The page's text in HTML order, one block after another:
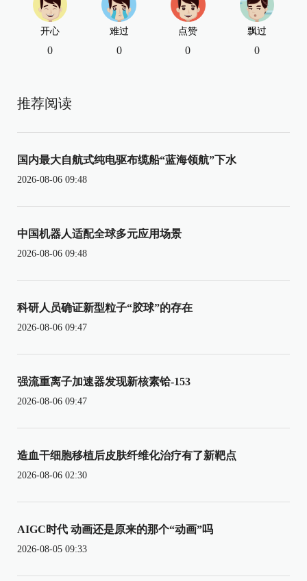
开心
0
难过
0
点赞
0
飘过
0
推荐阅读
国内最大自航式纯电驱布缆船“蓝海领航”下水
2026-08-06 09:48
中国机器人适配全球多元应用场景
2026-08-06 09:48
科研人员确证新型粒子“胶球”的存在
2026-08-06 09:47
强流重离子加速器发现新核素铪-153
2026-08-06 09:47
造血干细胞移植后皮肤纤维化治疗有了新靶点
2026-08-06 02:30
AIGC时代 动画还是原来的那个“动画”吗
2026-08-05 09:33